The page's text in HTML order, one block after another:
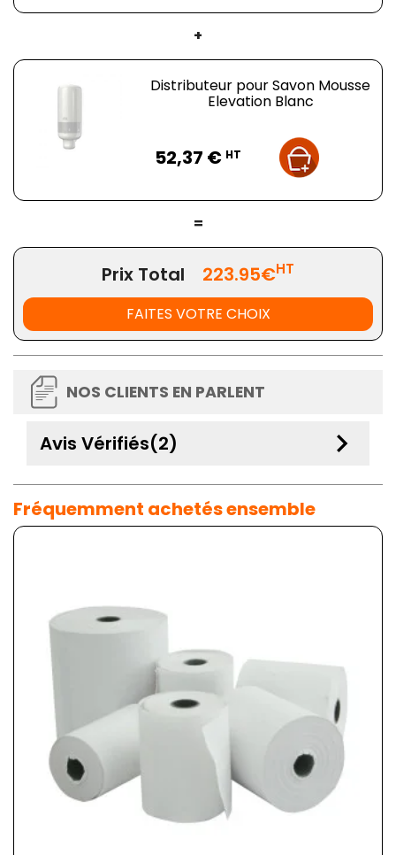
+
Distributeur pour Savon Mousse
Elevation Blanc
52,37 € HT
=
Prix Total 223.95€HT
FAITES VOTRE CHOIX
NOS CLIENTS EN PARLENT
Avis Vérifiés(2) keyboard_arrow_down
Fréquemment achetés ensemble